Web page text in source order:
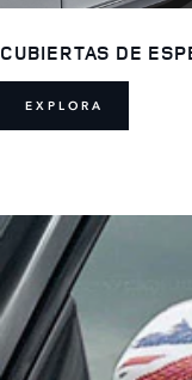
CUBIERTAS DE
EXPLORA